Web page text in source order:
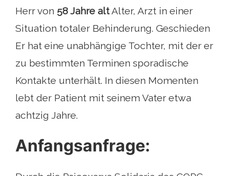
Herr von 58 Jahre altAlter, Arzt in einer
Situation totaler Behinderung. Geschieden
Er hat eine unabhängige Tochter, mit der er
zu bestimmten Terminen sporadische
Kontakte unterhält. In diesen Momenten
lebt der Patient mit seinem Vater etwa
achtzig Jahre.
Anfangsanfrage: